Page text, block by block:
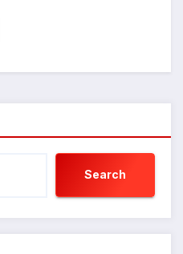
Search